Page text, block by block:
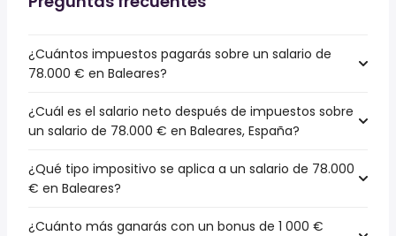
¿Cuántos impuestos pagarás sobre un salario de
78.000 € en Baleares?
¿Cuál es el salario neto después de impuestos sobre
un salario de 78.000 € en Baleares, España?
¿Qué tipo impositivo se aplica a un salario de 78.000
€ en Baleares?
¿Cuánto más ganarás con un bonus de 1 000 €